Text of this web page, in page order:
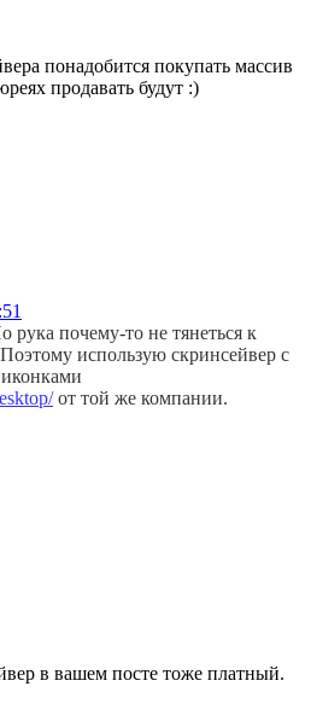
понадобится покупать массив
продавать будут :)
почему-то не тянеться к
использую скринсейвер с
от той же компании.
в вашем посте тоже платный.